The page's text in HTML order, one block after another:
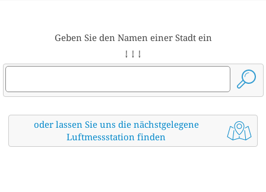
Geben Sie den Namen einer Stadt ein
↓ ↓ ↓
oder lassen Sie uns die nächstgelegene
Luftmessstation finden